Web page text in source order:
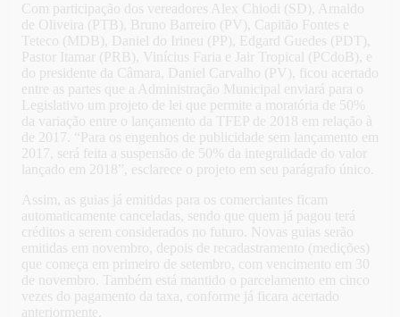
Com participação dos vereadores Alex Chiodi (SD), Arnaldo
de Oliveira (PTB), Bruno Barreiro (PV), Capitão Fontes e
Teteco (MDB), Daniel do Irineu (PP), Edgard Guedes (PDT),
Pastor Itamar (PRB), Vinícius Faria e Jair Tropical (PCdoB), e
do presidente da Câmara, Daniel Carvalho (PV), ficou acertado
entre as partes que a Administração Municipal enviará para o
Legislativo um projeto de lei que permite a moratória de 50%
da variação entre o lançamento da TFEP de 2018 em relação à
de 2017. “Para os engenhos de publicidade sem lançamento em
2017, será feita a suspensão de 50% da integralidade do valor
lançado em 2018”, esclarece o projeto em seu parágrafo único.
Assim, as guias já emitidas para os comerciantes ficam
automaticamente canceladas, sendo que quem já pagou terá
créditos a serem considerados no futuro. Novas guias serão
emitidas em novembro, depois de recadastramento (medições)
que começa em primeiro de setembro, com vencimento em 30
de novembro. Também está mantido o parcelamento em cinco
vezes do pagamento da taxa, conforme já ficara acertado
anteriormente.